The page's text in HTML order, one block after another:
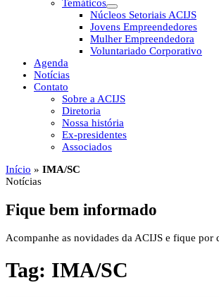
Temáticos
Núcleos Setoriais ACIJS
Jovens Empreendedores
Mulher Empreendedora
Voluntariado Corporativo
Agenda
Notícias
Contato
Sobre a ACIJS
Diretoria
Nossa história
Ex-presidentes
Associados
Início » IMA/SC
Notícias
Fique bem informado
Acompanhe as novidades da ACIJS e fique
Tag: IMA/SC